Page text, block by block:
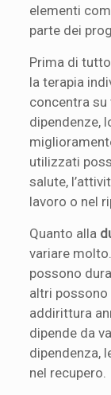
elementi
parte dei
Prima di
la terapia
concentra
dipendenze,
utilizzati
salute,
lavoro o nel
Quanto alla
variare
possono
altri possono
addirittura
dipende da
dipendenza,
nel recupero.